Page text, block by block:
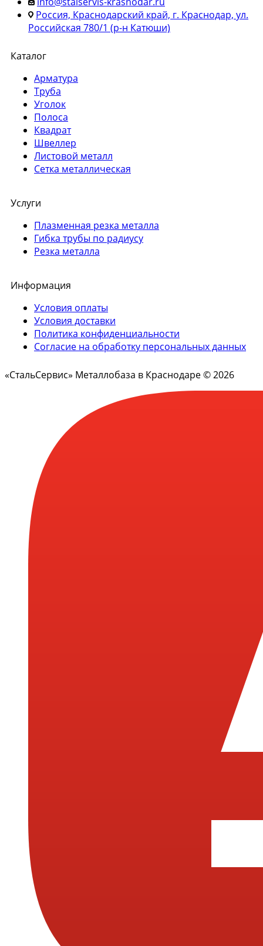
Россия, Краснодарский край, г. Краснодар, ул.
Российская 780/1 (р-н Катюши)
Каталог
Арматура
Труба
Уголок
Полоса
Квадрат
Швеллер
Листовой металл
Сетка металлическая
Услуги
Плазменная резка металла
Гибка трубы по радиусу
Резка металла
Информация
Условия оплаты
Условия доставки
Политика конфиденциальности
Согласие на обработку персональных данных
«СтальСервис» Металлобаза в Краснодаре © 2026